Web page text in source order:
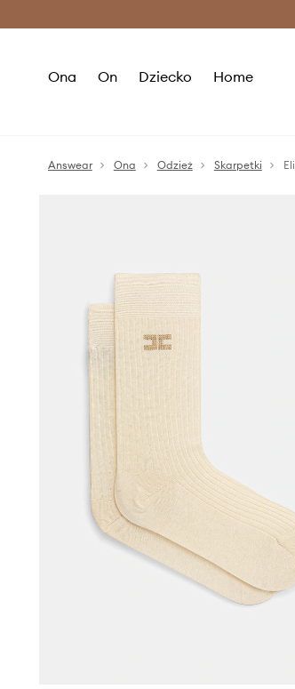
Ona On Dziecko Home
Answear Ona Odzież Skarpetki